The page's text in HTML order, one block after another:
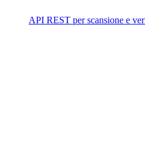
API REST per scansione e